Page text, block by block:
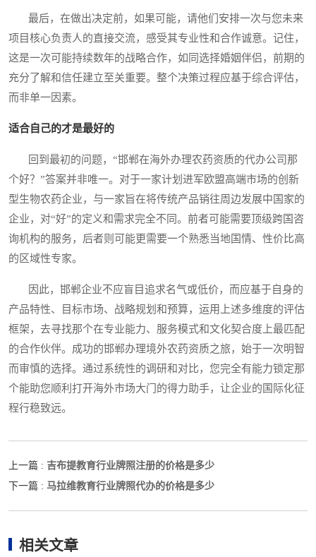
最后，在做出决定前，如果可能，请他们安排一次与您未来
项目核心负责人的直接交流，感受其专业性和合作诚意。记住，
这是一次可能持续数年的战略合作，如同选择婚姻伴侣，前期的
充分了解和信任建立至关重要。整个决策过程应基于综合评估，
而非单一因素。
适合自己的才是最好的
回到最初的问题，“邯郸在海外办理农药资质的代办公司那
个好？”答案并非唯一。对于一家计划进军欧盟高端市场的创新
型生物农药企业，与一家旨在将传统产品销往周边发展中国家的
企业，对“好”的定义和需求完全不同。前者可能需要顶级跨国咨
询机构的服务，后者则可能更需要一个熟悉当地国情、性价比高
的区域性专家。
因此，邯郸企业不应盲目追求名气或低价，而应基于自身的
产品特性、目标市场、战略规划和预算，运用上述多维度的评估
框架，去寻找那个在专业能力、服务模式和文化契合度上最匹配
的合作伙伴。成功的邯郸办理境外农药资质之旅，始于一次明智
而审慎的选择。通过系统性的调研和对比，您完全有能力锁定那
个能助您顺利打开海外市场大门的得力助手，让企业的国际化征
程行稳致远。
上一篇 : 吉布提教育行业牌照注册的价格是多少
下一篇 : 马拉维教育行业牌照代办的价格是多少
相关文章